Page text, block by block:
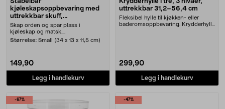
kjøleskapsoppbevaring med
uttrekkbar skuff,
gjennomsiktig
Skap orden og spar plass i
kjøleskap og matsk....
Størrelse: Small (34 x 13 x 11,5 cm)
149,90
Legg i handlekurv
uttrekkbar 31,2–56,4 cm
Fleksibel hylle til kjøkken- eller
baderomsoppbevaring. Krydderhylle
299,90
Legg i handlekurv
-67% -47%